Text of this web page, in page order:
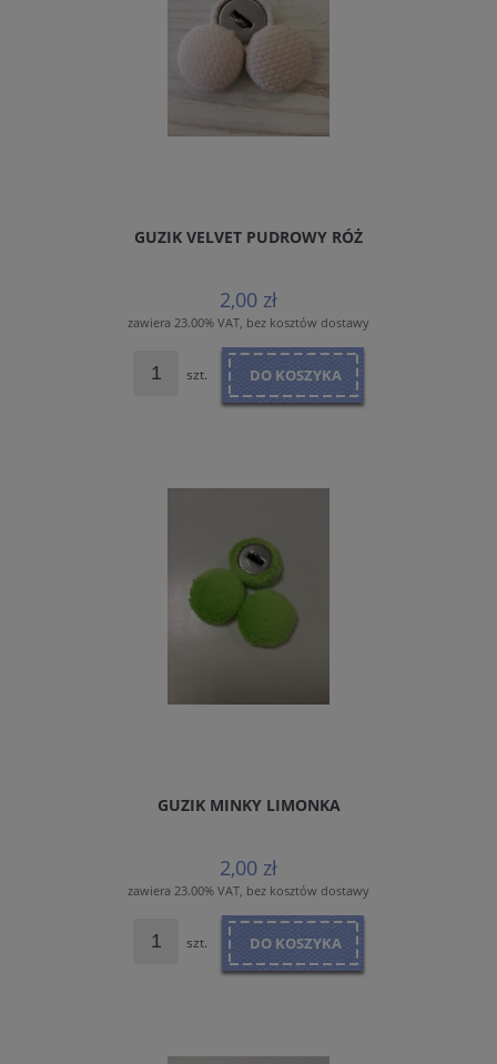
GUZIK VELVET PUDROWY RÓŻ
2,00 zł
zawiera 23.00% VAT, bez kosztów dostawy
szt. DO KOSZYKA
GUZIK MINKY LIMONKA
2,00 zł
zawiera 23.00% VAT, bez kosztów dostawy
szt. DO KOSZYKA